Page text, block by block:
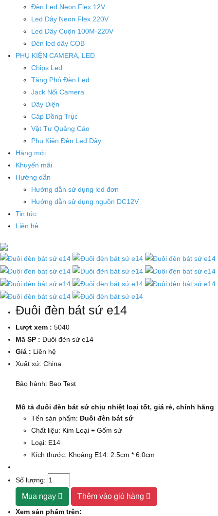
Đèn Led Neon Flex 12V
Led Dây Neon Flex 220V
Led Dây Cuộn 100M-220V
Đèn led dây COB
PHỤ KIỆN CAMERA, LED
Chips Led
Tăng Phô Đèn Led
Jack Nối Camera
Dây Điện
Cáp Đồng Trục
Vật Tư Quảng Cáo
Phụ Kiện Đèn Led Dây
Hàng mới
Khuyến mãi
Hướng dẫn
Hướng dẫn sử dụng led đơn
Hướng dẫn sử dụng nguồn DC12V
Tin tức
Liên hệ
Đuôi đèn bát sứ e14
Lượt xem : 5040
Mã SP : Đuôi đèn sứ e14
Giá : Liên hệ
Xuất xứ: China
Bảo hành: Bao Test
Mô tả đuôi đèn bát sứ chịu nhiệt loại tốt, giá rẻ, chính hãng
Tến sản phẩm: Đuôi đèn bát sứ
Chất liệu: Kim Loại + Gốm sứ
Loại: E14
Kích thước: Khoảng E14: 2.5cm * 6.0cm
Số lượng:
Mua ngay Thêm vào giỏ hàng
Xem sản phẩm trên: